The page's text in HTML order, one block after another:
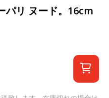
パリ ヌード。16cm